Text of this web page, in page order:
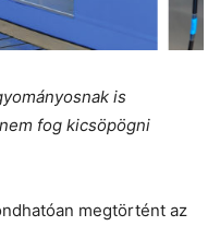
is
fog kicsöpögni
megtörtént az